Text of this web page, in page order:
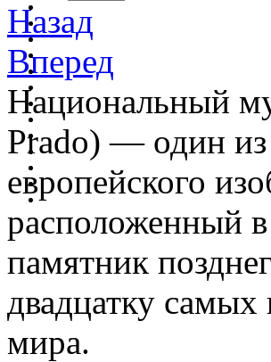
Назад
Вперед
Национальный
Prado) — один
европейского
расположенный
памятник
двадцатку
мира.